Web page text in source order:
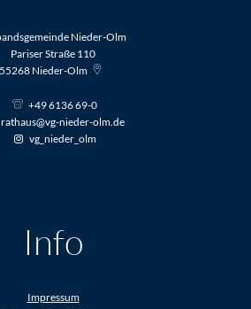
Nieder-Olm
Pariser Straße 110
55268 Nieder-Olm
+49 6136 69-0
rathaus@vg-nieder-olm.de
vg_nieder_olm
Info
Impressum